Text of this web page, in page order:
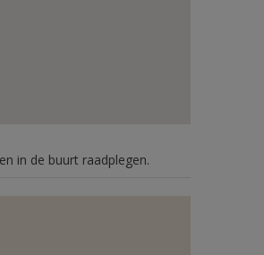
in de buurt raadplegen.